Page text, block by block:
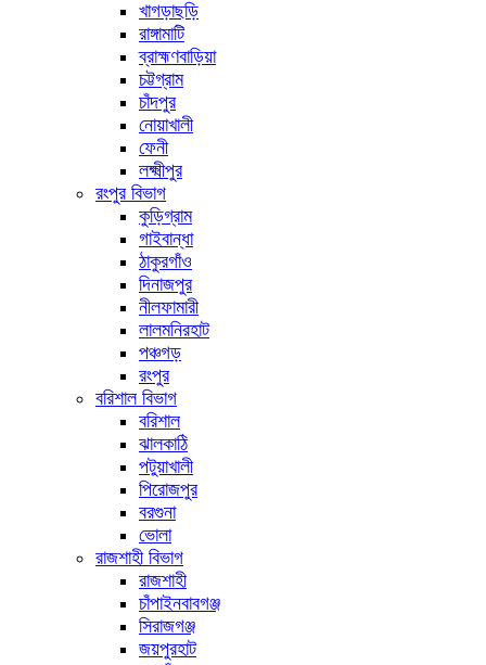
খাগড়াছড়ি
রাঙ্গামাটি
ব্রাহ্মণবাড়িয়া
চট্টগ্রাম
চাঁদপুর
নোয়াখালী
ফেনী
লক্ষ্মীপুর
রংপুর বিভাগ
কুড়িগ্রাম
গাইবান্ধা
ঠাকুরগাঁও
দিনাজপুর
নীলফামারী
লালমনিরহাট
পঞ্চগড়
রংপুর
বরিশাল বিভাগ
বরিশাল
ঝালকাঠি
পটুয়াখালী
পিরোজপুর
বরগুনা
ভোলা
রাজশাহী বিভাগ
রাজশাহী
চাঁপাইনবাবগঞ্জ
সিরাজগঞ্জ
জয়পুরহাট